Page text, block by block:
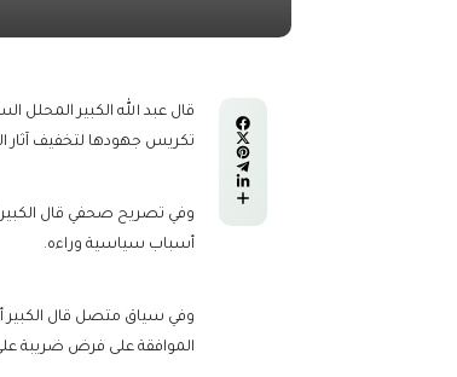
تكريس جهودها لتخفيف آثار
وفي تصريح صحفي قال الكبير
أسباب سياسية وراءه.
وفي سياق متصل قال الكبير
الموافقة على فرض ضريبة